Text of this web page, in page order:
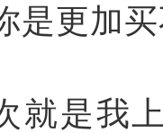
是更加
就是我